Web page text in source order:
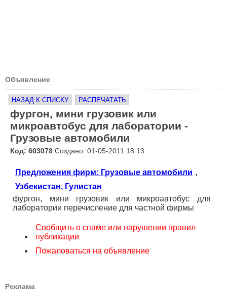
Объявление
НАЗАД К СПИСКУ РАСПЕЧАТАТЬ
фургон, мини грузовик или
микроавтобус для лаборатории -
Грузовые автомобили
Код: 603078 Создано: 01-05-2011 18:13
Предложения фирм: Грузовые автомобили ,
Узбекистан, Гулистан
фургон, мини грузовик или микроавтобус для
лаборатории перечисление для частной фирмы
Сообщить о спаме или нарушении правил
публикации
Пожаловаться на объявление
Реклама